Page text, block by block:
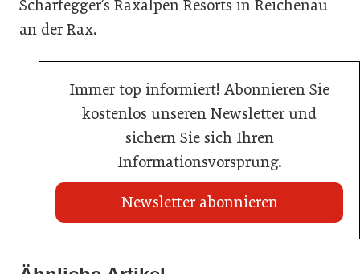
Scharfegger’s Raxalpen Resorts in Reichenau
an der Rax.
Immer top informiert! Abonnieren Sie
kostenlos unseren Newsletter und
sichern Sie sich Ihren
Informationsvorsprung.
Newsletter abonnieren